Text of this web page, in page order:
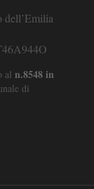
dell’Emilia
al n.8548 in
di